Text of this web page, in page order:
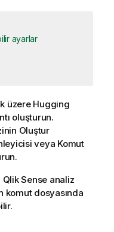
ayarlar
üzere Hugging
oluşturun.
Oluştur
veya Komut
Qlik Sense analiz
komut dosyasında